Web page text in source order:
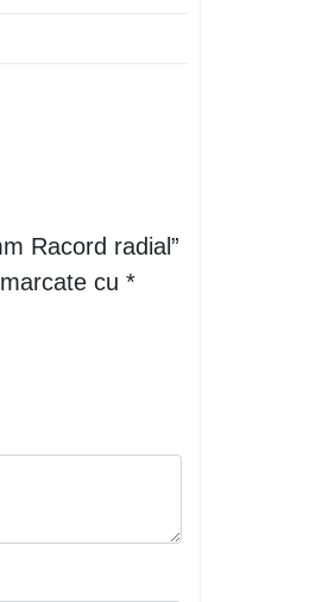
Racord radial”
cu *